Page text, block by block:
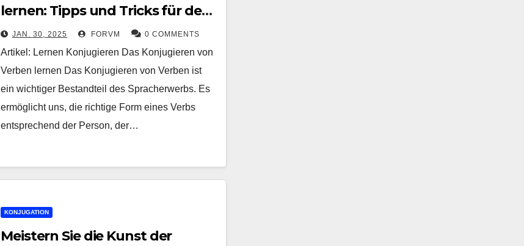
lernen: Tipps und Tricks für den
Spracherwerb
JAN. 30, 2025 FORVM 0 COMMENTS
Artikel: Lernen Konjugieren Das Konjugieren von
Verben lernen Das Konjugieren von Verben ist
ein wichtiger Bestandteil des Spracherwerbs. Es
ermöglicht uns, die richtige Form eines Verbs
entsprechend der Person, der…
KONJUGATION
Meistern Sie die Kunst der